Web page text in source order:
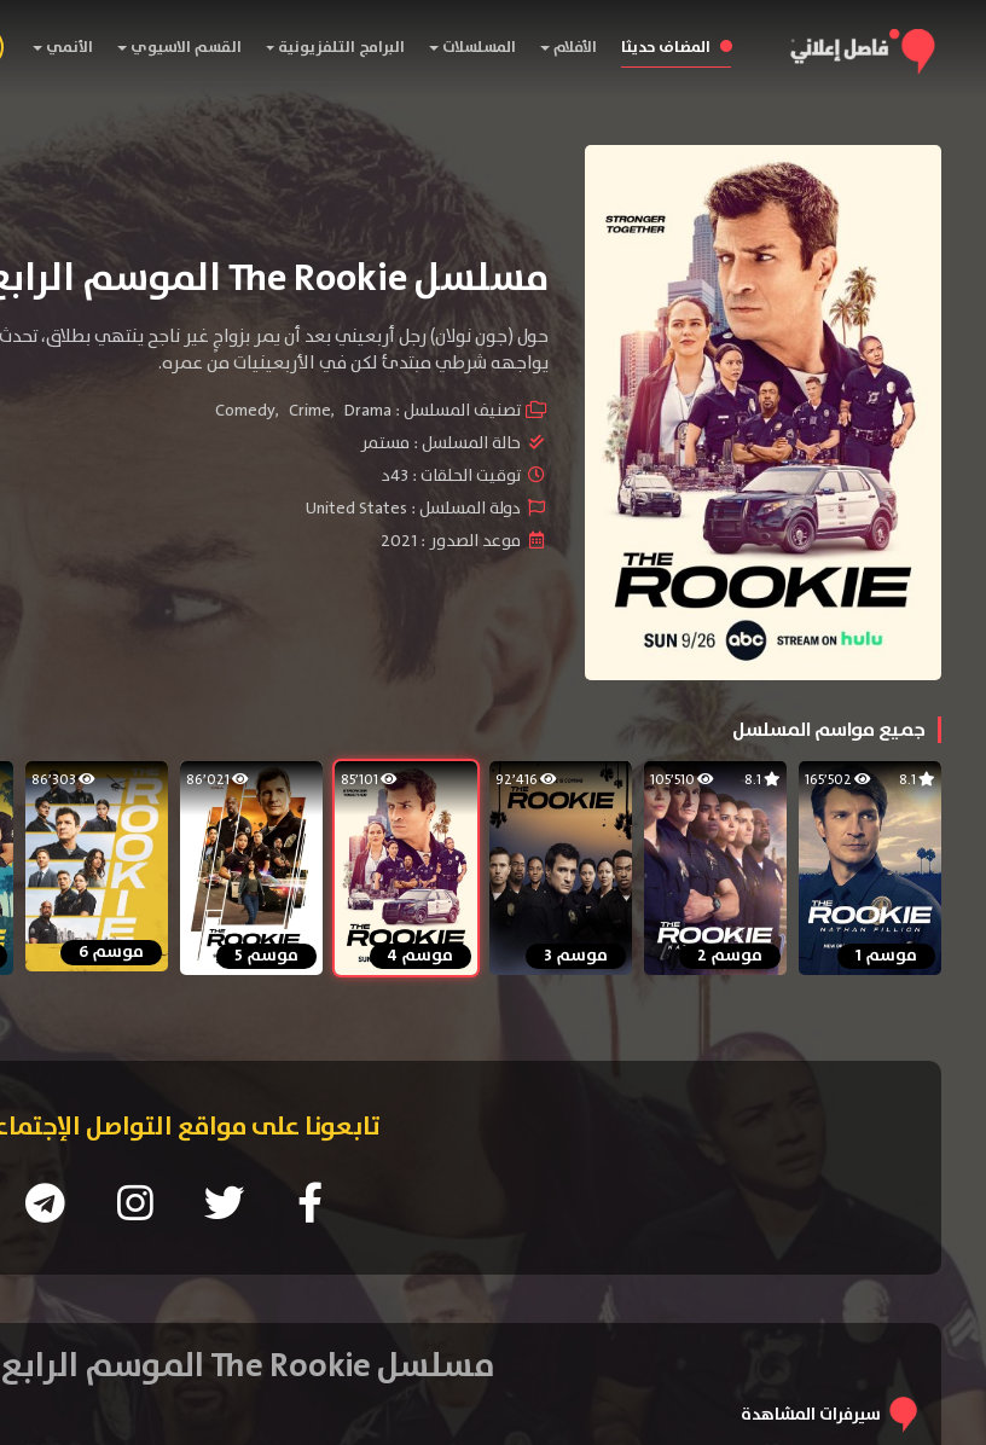
المضاف حديثا الأفلام المسلسلات البرامج التلفزيونية القسم الاسيوي الأنمي
مسلسل The Rookie الموسم الرابع
حول (جون نولان) رجل أربعيني بعد أن يمر بزواجٍ غير ناجح ينتهي بطلاق،
يواجهه شرطي مبتدئ لكن في الأربعينيات من عمره.
تصنيف المسلسل : Comedy, Crime, Drama
حالة المسلسل : مستمر
توقيت الحلقات : 43د
دولة المسلسل : United States
موعد الصدور : 2021
جميع مواسم المسلسل
8.1 165٬502
موسم 1
8.1 105٬510
موسم 2
92٬416
موسم 3
85٬101
موسم 4
86٬021
موسم 5
86٬303
موسم 6
تابعونا على مواقع التواصل
مسلسل The Rookie الموسم الرابع – الحلقة 5
سيرفرات المشاهدة